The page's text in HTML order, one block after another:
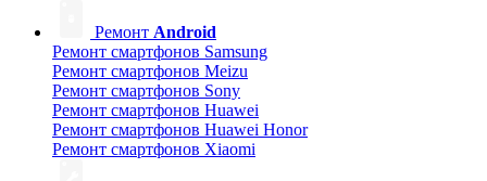
Ремонт Android
Ремонт смартфонов Samsung
Ремонт смартфонов Meizu
Ремонт смартфонов Sony
Ремонт смартфонов Huawei
Ремонт смартфонов Huawei Honor
Ремонт смартфонов Xiaomi